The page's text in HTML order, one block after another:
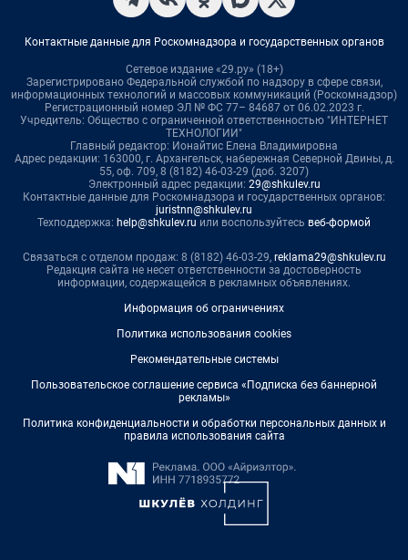
Контактные данные для Роскомнадзора и государственных органов
Сетевое издание «29.ру» (18+)
Зарегистрировано Федеральной службой по надзору в сфере связи,
информационных технологий и массовых коммуникаций (Роскомнадзор)
Регистрационный номер ЭЛ № ФС 77– 84687 от 06.02.2023 г.
Учредитель: Общество с ограниченной ответственностью "ИНТЕРНЕТ
ТЕХНОЛОГИИ"
Главный редактор: Ионайтис Елена Владимировна
Адрес редакции: 163000, г. Архангельск, набережная Северной Двины, д.
55, оф. 709, 8 (8182) 46-03-29 (доб. 3207)
Электронный адрес редакции: 29@shkulev.ru
Контактные данные для Роскомнадзора и государственных органов:
juristnn@shkulev.ru
Техподдержка: help@shkulev.ru или воспользуйтесь веб-формой
Связаться с отделом продаж: 8 (8182) 46-03-29, reklama29@shkulev.ru
Редакция сайта не несет ответственности за достоверность
информации, содержащейся в рекламных объявлениях.
Информация об ограничениях
Политика использования cookies
Рекомендательные системы
Пользовательское соглашение сервиса «Подписка без баннерной
рекламы»
Политика конфиденциальности и обработки персональных данных и
правила использования сайта